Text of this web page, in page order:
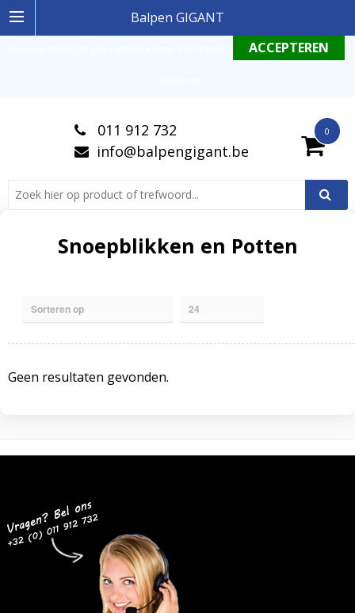
Balpen GIGANT
0
011 912 732
info@balpengigant.be
Snoepblikken en Potten
Geen resultaten gevonden.
Ingelogde gebruiker stemt in met de geldende omgang productinformatie